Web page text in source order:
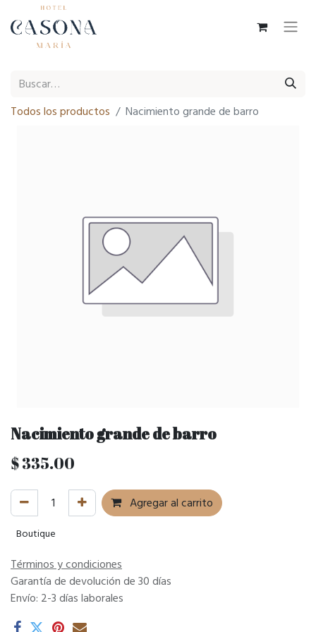
Todos los productos Nacimiento grande de barro
Nacimiento grande de barro
$335.00
Agregar al carrito
Boutique
Términos y condiciones
Garantía de devolución de 30 días
Envío: 2-3 días laborales